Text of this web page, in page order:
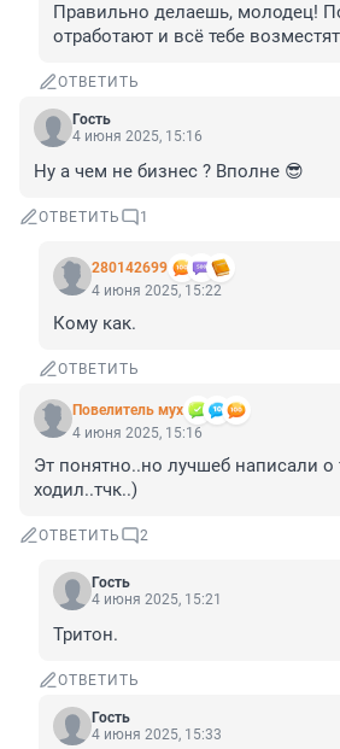
Правильно делаешь, молодец!
отработают и всё тебе
ОТВЕТИТЬ
Гость
4 июня 2025, 15:16
Ну а чем не бизнес ? Вполне 😎
ОТВЕТИТЬ 1
280142699
4 июня 2025, 15:22
Кому как.
ОТВЕТИТЬ
Повелитель мух
4 июня 2025, 15:16
Эт понятно..но лучшеб написали о
ходил..тчк..)
ОТВЕТИТЬ 2
Гость
4 июня 2025, 15:21
Тритон.
ОТВЕТИТЬ
Гость
4 июня 2025, 15:33